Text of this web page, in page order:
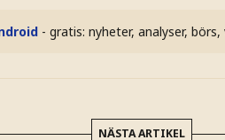
- gratis: nyheter, analyser,
NÄSTA ARTIKEL